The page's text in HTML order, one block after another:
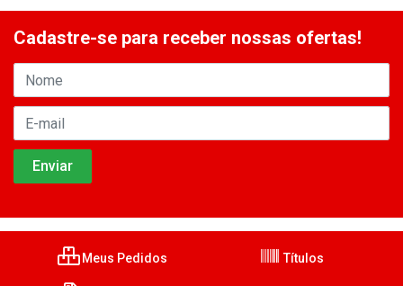
Cadastre-se para receber nossas ofertas!
Meus Pedidos Títulos